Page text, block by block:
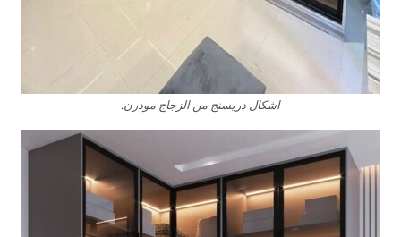
اشكال دريسنج من الزجاج مودرن.